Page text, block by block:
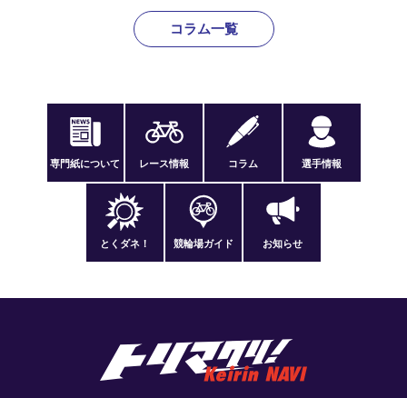
コラム一覧
専門紙について レース情報 コラム 選手情報
とくダネ！ 競輪場ガイド お知らせ